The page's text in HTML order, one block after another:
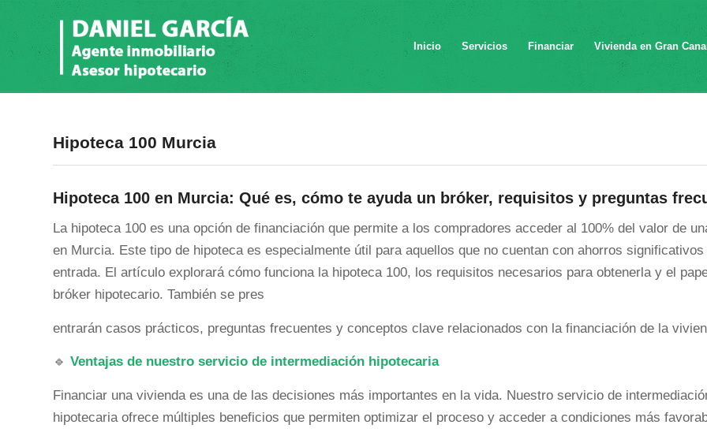
Inicio Servicios Financiar Vivienda en Gran
Hipoteca 100 Murcia
Hipoteca 100 en Murcia: Qué es, cómo te ayuda un bróker, requisitos y preguntas
La hipoteca 100 es una opción de financiación que permite a los compradores acceder al 100% del valor de
en Murcia. Este tipo de hipoteca es especialmente útil para aquellos que no cuentan con ahorros significativos
entrada. El artículo explorará cómo funciona la hipoteca 100, los requisitos necesarios para obtenerla y el
bróker hipotecario. También se pres
entrarán casos prácticos, preguntas frecuentes y conceptos clave relacionados con la financiación de la
🔹 Ventajas de nuestro servicio de intermediación hipotecaria
Financiar una vivienda es una de las decisiones más importantes en la vida. Nuestro servicio de
hipotecaria ofrece múltiples beneficios que permiten optimizar el proceso y acceder a condiciones más